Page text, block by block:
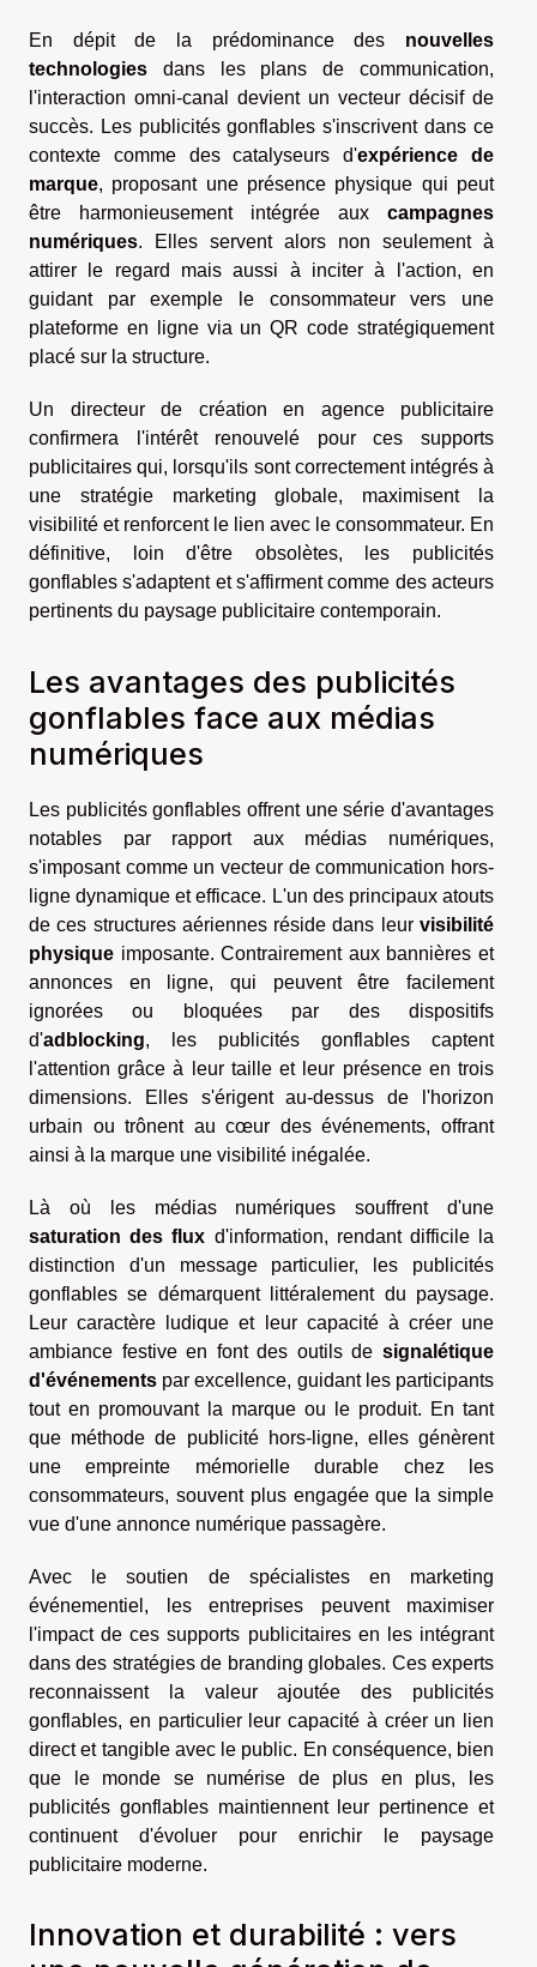
En dépit de la prédominance des nouvelles
technologies dans les plans de communication,
l'interaction omni-canal devient un vecteur décisif de
succès. Les publicités gonflables s'inscrivent dans ce
contexte comme des catalyseurs d'expérience de
marque, proposant une présence physique qui peut
être harmonieusement intégrée aux campagnes
numériques. Elles servent alors non seulement à
attirer le regard mais aussi à inciter à l'action, en
guidant par exemple le consommateur vers une
plateforme en ligne via un QR code stratégiquement
placé sur la structure.
Un directeur de création en agence publicitaire
confirmera l'intérêt renouvelé pour ces supports
publicitaires qui, lorsqu'ils sont correctement intégrés à
une stratégie marketing globale, maximisent la
visibilité et renforcent le lien avec le consommateur. En
définitive, loin d'être obsolètes, les publicités
gonflables s'adaptent et s'affirment comme des acteurs
pertinents du paysage publicitaire contemporain.
Les avantages des publicités
gonflables face aux médias
numériques
Les publicités gonflables offrent une série d'avantages
notables par rapport aux médias numériques,
s'imposant comme un vecteur de communication hors-
ligne dynamique et efficace. L'un des principaux atouts
de ces structures aériennes réside dans leur visibilité
physique imposante. Contrairement aux bannières et
annonces en ligne, qui peuvent être facilement
ignorées ou bloquées par des dispositifs
d'adblocking, les publicités gonflables captent
l'attention grâce à leur taille et leur présence en trois
dimensions. Elles s'érigent au-dessus de l'horizon
urbain ou trônent au cœur des événements, offrant
ainsi à la marque une visibilité inégalée.
Là où les médias numériques souffrent d'une
saturation des flux d'information, rendant difficile la
distinction d'un message particulier, les publicités
gonflables se démarquent littéralement du paysage.
Leur caractère ludique et leur capacité à créer une
ambiance festive en font des outils de signalétique
d'événements par excellence, guidant les participants
tout en promouvant la marque ou le produit. En tant
que méthode de publicité hors-ligne, elles génèrent
une empreinte mémorielle durable chez les
consommateurs, souvent plus engagée que la simple
vue d'une annonce numérique passagère.
Avec le soutien de spécialistes en marketing
événementiel, les entreprises peuvent maximiser
l'impact de ces supports publicitaires en les intégrant
dans des stratégies de branding globales. Ces experts
reconnaissent la valeur ajoutée des publicités
gonflables, en particulier leur capacité à créer un lien
direct et tangible avec le public. En conséquence, bien
que le monde se numérise de plus en plus, les
publicités gonflables maintiennent leur pertinence et
continuent d'évoluer pour enrichir le paysage
publicitaire moderne.
Innovation et durabilité : vers